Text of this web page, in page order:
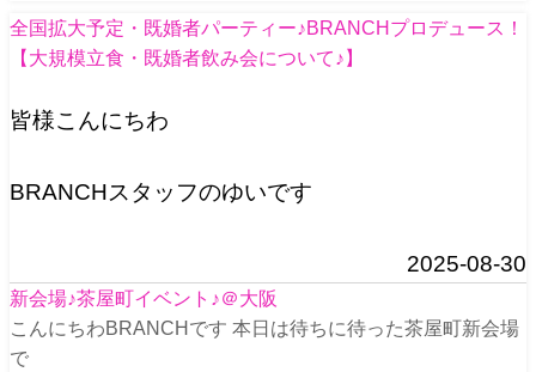
全国拡大予定・既婚者パーティー♪BRANCHプロデュース！
【大規模立食・既婚者飲み会について♪】
皆様こんにちわ
BRANCHスタッフのゆいです
2025-08-30
新会場♪茶屋町イベント♪＠大阪
こんにちわBRANCHです 本日は待ちに待った茶屋町新会場
で